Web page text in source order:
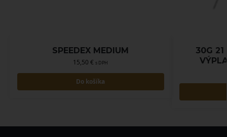
SPEEDEX MEDIUM
15,50€ s DPH
Do košíka
30G